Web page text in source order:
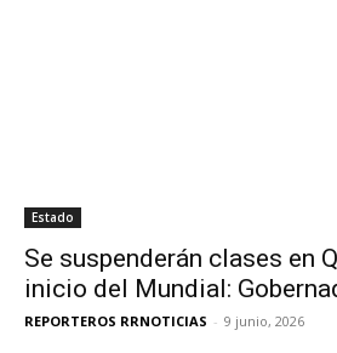
Estado
Se suspenderán clases en
inicio del Mundial:
REPORTEROS RRNOTICIAS - 9 junio, 2026